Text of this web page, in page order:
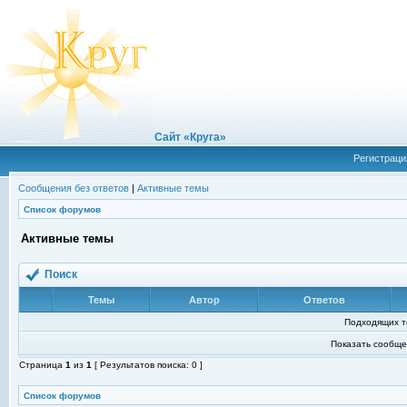
Сайт «Круга»
Сообщения без ответов | Активные темы
Список форумов
Активные темы
Поиск
Темы Автор Ответов
Подходящих
Показать
Страница 1 из 1 [ Результатов поиска: 0 ]
Список форумов